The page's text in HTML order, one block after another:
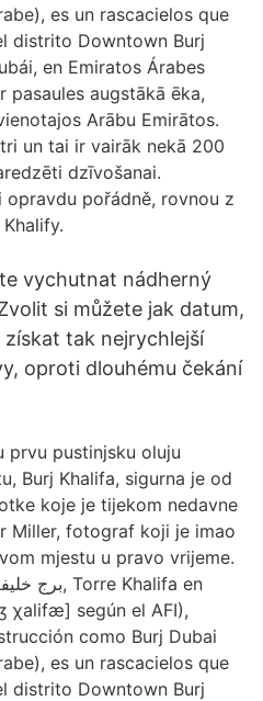
distrito Downtown Burj
en Emiratos Árabes
pasaules augstākā ēka,
Arābu Emirātos.
un tai ir vairāk nekā 200
dzīvošanai.
opravdu pořádně, rovnou z
vychutnat nádherný
si můžete jak datum,
tak nejrychlejší
oproti dlouhému čekání
prvu pustinjsku oluju
Burj Khalifa, sigurna je od
koje je tijekom nedavne
Miller, fotograf koji je imao
mjestu u pravo vrijeme.
χalifæ] según el AFI),
como Burj Dubai
distrito Downtown Burj